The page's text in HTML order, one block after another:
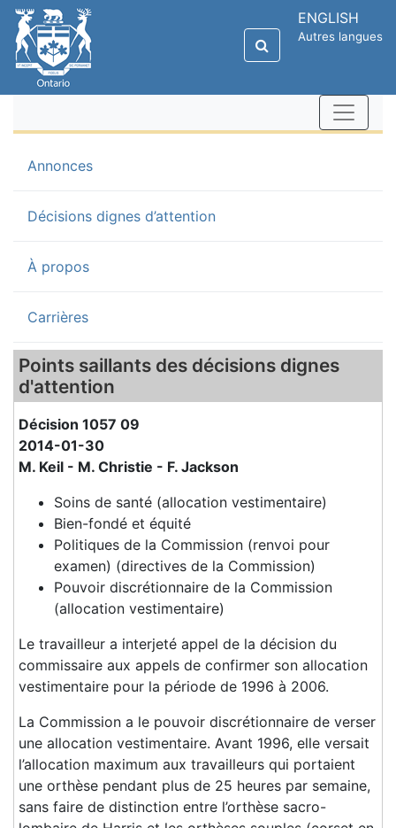
ENGLISH
Autres langues
Annonces(current)
Décisions dignes d’attention
À propos
Carrières
Points saillants des décisions dignes
d'attention
Décision 1057 09
2014-01-30
M. Keil - M. Christie - F. Jackson
Soins de santé (allocation vestimentaire)
Bien-fondé et équité
Politiques de la Commission (renvoi pour
examen) (directives de la Commission)
Pouvoir discrétionnaire de la Commission
(allocation vestimentaire)
Le travailleur a interjeté appel de la décision du
commissaire aux appels de confirmer son allocation
vestimentaire pour la période de 1996 à 2006.
La Commission a le pouvoir discrétionnaire de verser
une allocation vestimentaire. Avant 1996, elle versait
l’allocation maximum aux travailleurs qui portaient
une orthèse pendant plus de 25 heures par semaine,
sans faire de distinction entre l’orthèse sacro-